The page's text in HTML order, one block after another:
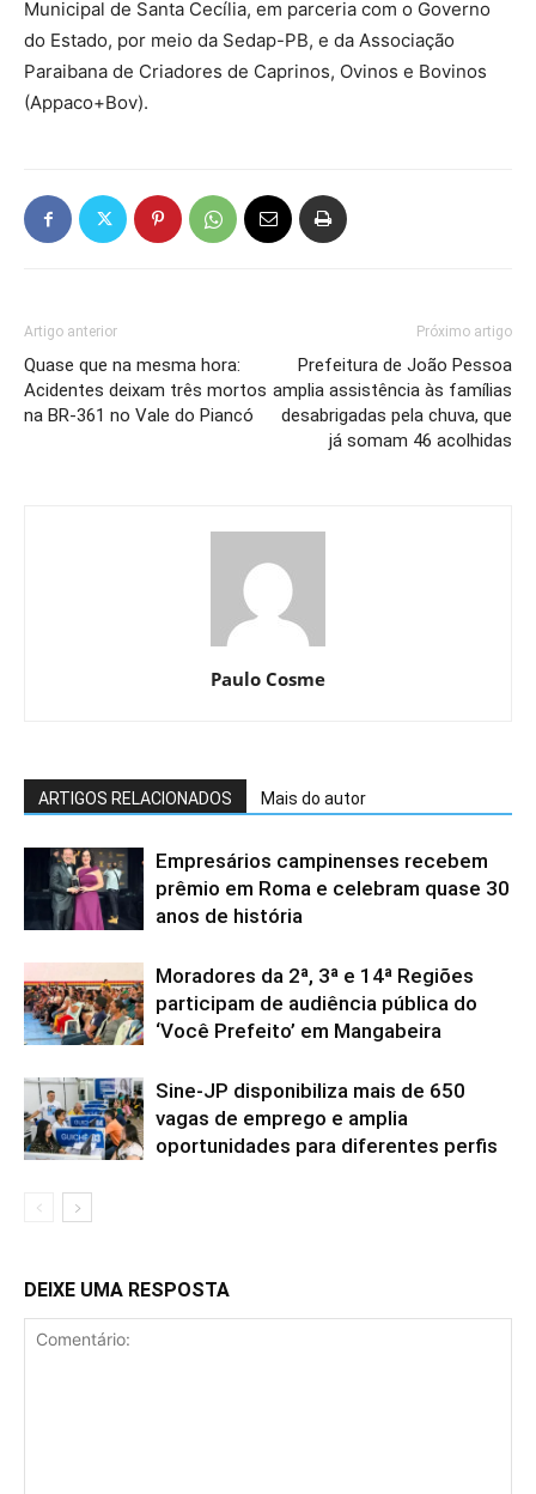
Municipal de Santa Cecília, em parceria com o Governo
do Estado, por meio da Sedap-PB, e da Associação
Paraibana de Criadores de Caprinos, Ovinos e Bovinos
(Appaco+Bov).
Artigo anterior
Quase que na mesma hora:
Acidentes deixam três mortos
na BR-361 no Vale do Piancó
Próximo artigo
Prefeitura de João Pessoa
amplia assistência às famílias
desabrigadas pela chuva, que
já somam 46 acolhidas
Paulo Cosme
ARTIGOS RELACIONADOS Mais do autor
Empresários campinenses recebem
prêmio em Roma e celebram quase 30
anos de história
Moradores da 2ª, 3ª e 14ª Regiões
participam de audiência pública do
‘Você Prefeito’ em Mangabeira
Sine-JP disponibiliza mais de 650
vagas de emprego e amplia
oportunidades para diferentes perfis
DEIXE UMA RESPOSTA